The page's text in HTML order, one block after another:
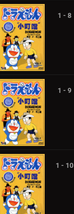
1 - 8
1 - 9
1 - 10